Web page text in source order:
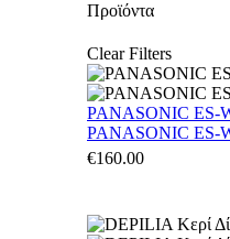
Προϊόντα
Clear Filters
PANASONIC ES-
PANASONIC ES-
€160.00